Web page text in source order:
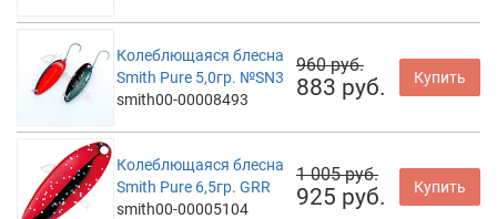
Колеблющаяся блесна
Smith Pure 5,0гр. №SN3
smith00-00008493
960 руб.
883 руб. Купить
Колеблющаяся блесна
Smith Pure 6,5гр. GRR
smith00-00005104
1 005 руб.
925 руб. Купить